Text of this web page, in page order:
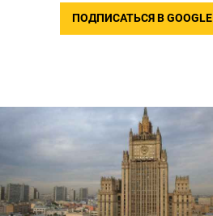
ПОДПИСАТЬСЯ В GOOGLE